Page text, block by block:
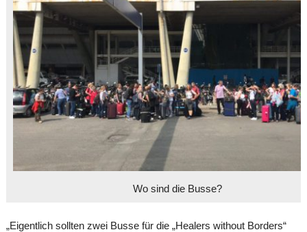
Wo sind die Busse?
„Eigentlich sollten zwei Busse für die „Healers without Borders“